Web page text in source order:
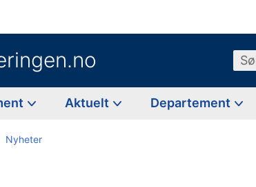
Søk
Aktuelt Departement
Nyheter